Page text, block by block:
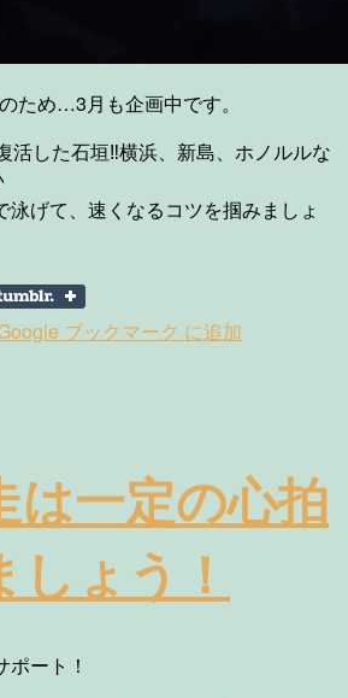
ため…3月も企画中です。
活した石垣‼︎横浜、新島、ホノルルな
泳げて、速くなるコツを掴みましょ
は一定の心拍
ょう！
ート！